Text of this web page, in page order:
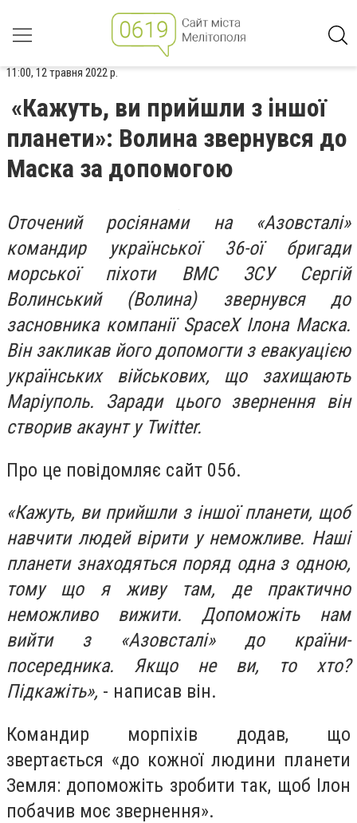
11:00, 12 травня 2022 р.
«Кажуть, ви прийшли з іншої
планети»: Волина звернувся до
Маска за допомогою
Оточений росіянами на «Азовсталі»
командир української 36-ої бригади
морської піхоти ВМС ЗСУ Сергій
Волинський (Волина) звернувся до
засновника компанії SpaceX Ілона Маска.
Він закликав його допомогти з евакуацією
українських військових, що захищають
Маріуполь. Заради цього звернення він
створив акаунт у Twitter.
Про це повідомляє сайт 056.
«Кажуть, ви прийшли з іншої планети, щоб
навчити людей вірити у неможливе. Наші
планети знаходяться поряд одна з одною,
тому що я живу там, де практично
неможливо вижити. Допоможіть нам
вийти з «Азовсталі» до країни-
посередника. Якщо не ви, то хто?
Підкажіть», - написав він.
Командир морпіхів додав, що
звертається «до кожної людини планети
Земля: допоможіть зробити так, щоб Ілон
побачив моє звернення».